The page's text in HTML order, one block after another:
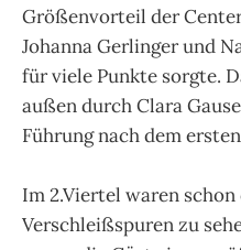
Größenvorteil der
Johanna Gerlinger und
für viele Punkte sorgte.
außen durch Clara
Führung nach dem
Im 2.Viertel waren
Verschleißspuren zu